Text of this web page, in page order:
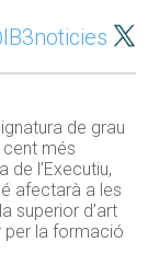
de grau
cent més
l’Executiu,
afectarà a les
superior d’art
per la formació